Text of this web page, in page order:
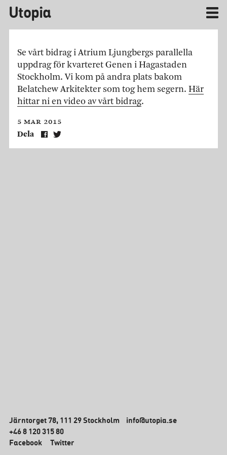
Utopia
Se vårt bidrag i Atrium Ljungbergs parallella
uppdrag för kvarteret Genen i Hagastaden
Stockholm. Vi kom på andra plats bakom
Belatchew Arkitekter som tog hem segern. Här
hittar ni en video av vårt bidrag.
5 mar 2015
Dela
Järntorget 78, 111 29 Stockholm
info@utopia.se
+46 8 120 315 80
Facebook
Twitter